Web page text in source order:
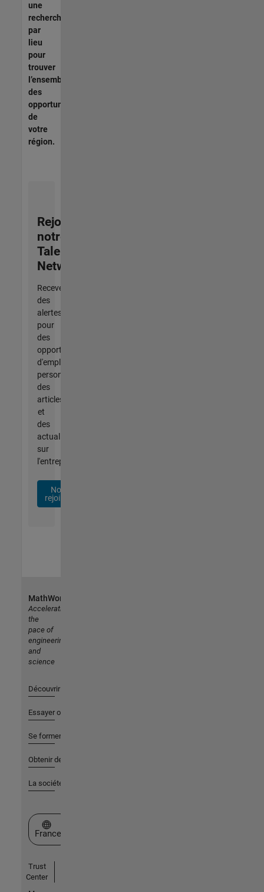
une
recherche
par
lieu
pour
trouver
l’ensemble
des
opportunités
de
votre
région.
Rejoignez
notre
Talent
Network
Recevez
des
alertes
pour
des
opportunités
d'emploi
personnalisées,
des
articles
et
des
actualités
sur
l'entreprise.
Nous
rejoindre
MathWorks
Accelerating
the
pace of
engineering
and
science
Découvrir les produits
Essayer ou acheter
Se former
Obtenir de l'aide
La société
Sélectionner un site web
France
Trust
Center